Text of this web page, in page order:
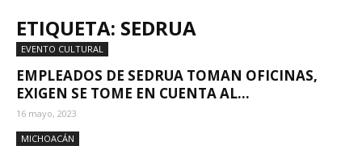
ETIQUETA: SEDRUA
EVENTO CULTURAL
EMPLEADOS DE SEDRUA TOMAN OFICINAS,
EXIGEN SE TOME EN CUENTA AL...
16 mayo, 2023
MICHOACÁN